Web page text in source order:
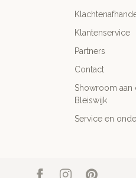
Klantenservice
Partners
Contact
Showroom aan
Bleiswijk
Service en